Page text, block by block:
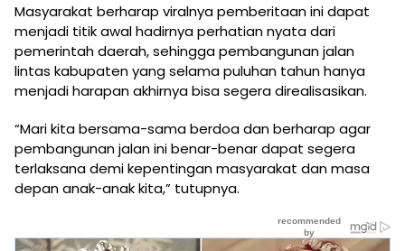
Masyarakat berharap viralnya pemberitaan ini dapat
menjadi titik awal hadirnya perhatian nyata dari
pemerintah daerah, sehingga pembangunan jalan
lintas kabupaten yang selama puluhan tahun hanya
menjadi harapan akhirnya bisa segera direalisasikan.
“Mari kita bersama-sama berdoa dan berharap agar
pembangunan jalan ini benar-benar dapat segera
terlaksana demi kepentingan masyarakat dan masa
depan anak-anak kita,” tutupnya.